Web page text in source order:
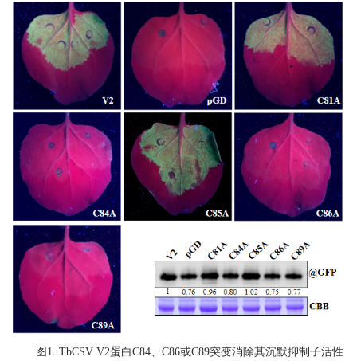
图1. TbCSV V2蛋白C84、C86或C89突变消除其沉默抑制子活性